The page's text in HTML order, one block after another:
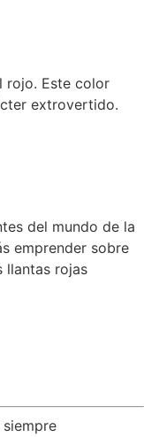
rojo. Este color
extrovertido.
del mundo de la
emprender sobre
llantas rojas